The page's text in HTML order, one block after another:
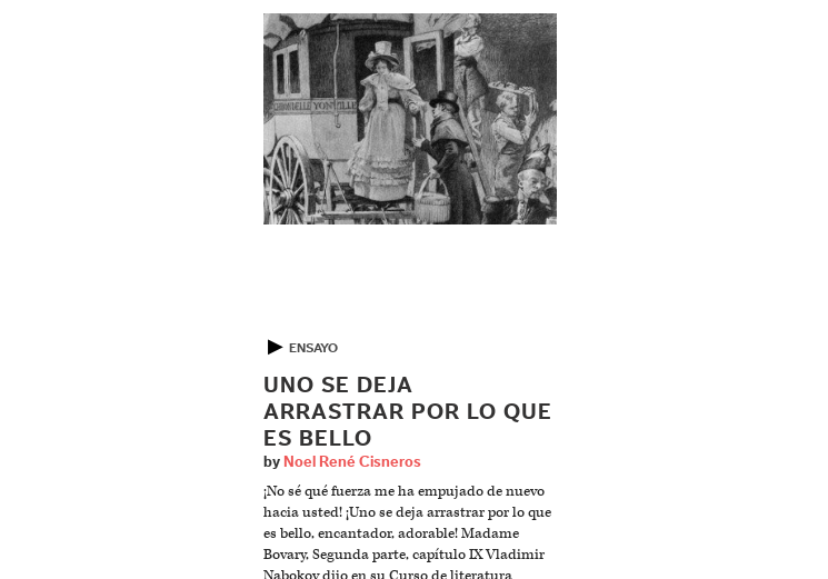
▶ ENSAYO
UNO SE DEJA
ARRASTRAR POR LO QUE
ES BELLO
by Noel René Cisneros
¡No sé qué fuerza me ha empujado de nuevo
hacia usted! ¡Uno se deja arrastrar por lo que
es bello, encantador, adorable! Madame
Bovary, Segunda parte, capítulo IX Vladimir